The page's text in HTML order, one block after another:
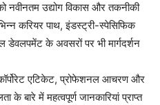
नवीनतम उद्योग विकास और तकनीकी
करियर पाथ, इंडस्ट्री-स्पेसिफिक
डेवलपमेंट के अवसरों पर भी मार्गदर्शन
एटिकेट, प्रोफेशनल आचरण और
के बारे में महत्वपूर्ण जानकारियां प्राप्त